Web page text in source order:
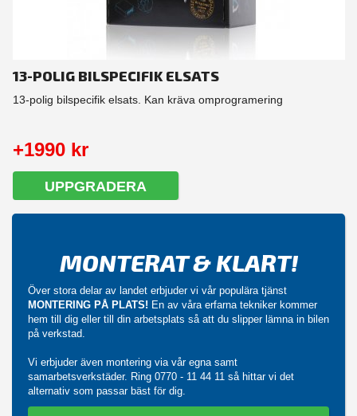
13-POLIG BILSPECIFIK ELSATS
13-polig bilspecifik elsats. Kan kräva omprogramering
+1990 kr
UPPGRADERA
MONTERAT & KLART!
Över stora delar av landet erbjuder vi vår populära tjänst
MONTERING PÅ PLATS! En av våra erfarna tekniker kommer
hem till dig eller till din arbetsplats så att du slipper lämna in bilen
på verkstad.
Vi erbjuder även montering via vår egna samt
samarbetsverkstäder. Ring 0770 - 11 44 11 så hittar vi det
alternativ som passar bäst för dig.